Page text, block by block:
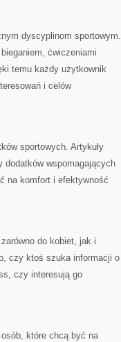
dyscyplinom sportowym.
ćwiczeniami
temu każdy użytkownik
i celów
sportowych. Artykuły
dodatków wspomagających
na komfort i efektywność
do kobiet, jak i
czy ktoś szuka informacji o
czy interesują go
które chcą być na